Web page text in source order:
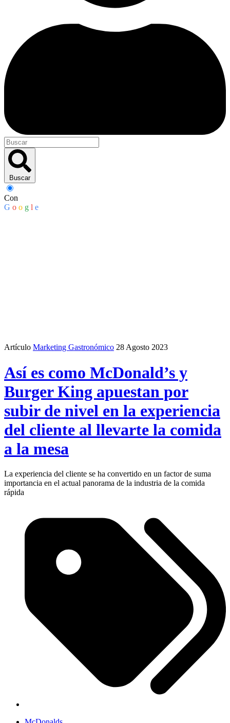
Buscar
Con
G o o g l e
Artículo Marketing Gastronómico 28 Agosto 2023
Así es como McDonald’s y
Burger King apuestan por
subir de nivel en la experiencia
del cliente al llevarte la comida
a la mesa
La experiencia del cliente se ha convertido en un factor de suma
importancia en el actual panorama de la industria de la comida
rápida